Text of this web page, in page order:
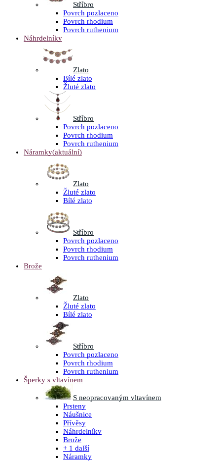
Stříbro
Povrch pozlaceno
Povrch rhodium
Povrch ruthenium
Náhrdelníky
Zlato
Bílé zlato
Žluté zlato
Stříbro
Povrch pozlaceno
Povrch rhodium
Povrch ruthenium
Náramky(aktuální)
Zlato
Žluté zlato
Bílé zlato
Stříbro
Povrch pozlaceno
Povrch rhodium
Povrch ruthenium
Brože
Zlato
Žluté zlato
Bílé zlato
Stříbro
Povrch pozlaceno
Povrch rhodium
Povrch ruthenium
Šperky s vltavínem
S neopracovaným vltavínem
Prsteny
Náušnice
Přívěsy
Náhrdelníky
Brože
+ 1 další
Náramky